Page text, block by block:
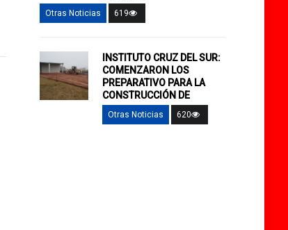
Otras Noticias 619
INSTITUTO CRUZ DEL SUR:
COMENZARON LOS
PREPARATIVO PARA LA
CONSTRUCCIÓN DE
Otras Noticias 620